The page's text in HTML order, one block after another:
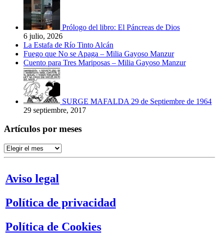
Prólogo del libro: El Páncreas de Dios
6 julio, 2026
La Estafa de Río Tinto Alcán
Fuego que No se Apaga – Milia Gayoso Manzur
Cuento para Tres Mariposas – Milia Gayoso Manzur
SURGE MAFALDA 29 de Septiembre de 1964
29 septiembre, 2017
Artículos por meses
Artículos
por
Aviso legal
Política de privacidad
Política de Cookies